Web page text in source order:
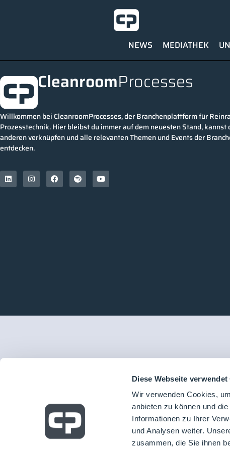
Diese Webseite verwendet
Wir verwenden Cookies,
anbieten zu können und
Informationen zu Ihrer
und Analysen weiter.
zusammen, die Sie ihnen
NEWS MEDIATHEK
CleanroomProcesses
Willkommen bei CleanroomProcesses, der Branchenplattform für
Prozesstechnik. Hier bleibst du immer auf dem neuesten Stand, kannst
anderen verknüpfen und alle relevanten Themen und Events der
entdecken.